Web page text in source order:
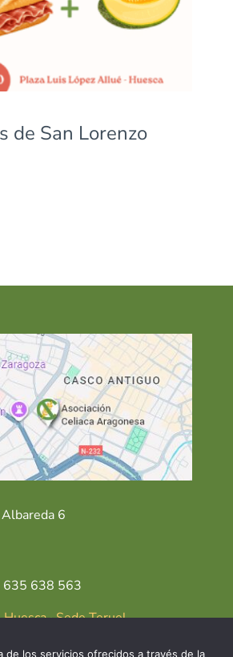
de San Lorenzo
6
638 563
Huesca·Sede Teruel
de los servicios ofrecidos a través de la